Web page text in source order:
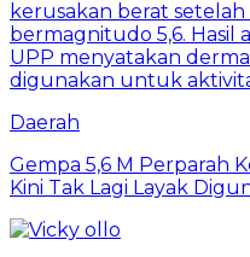
Daerah
Gempa 5,6 M Perparah
Kini Tak Lagi Layak